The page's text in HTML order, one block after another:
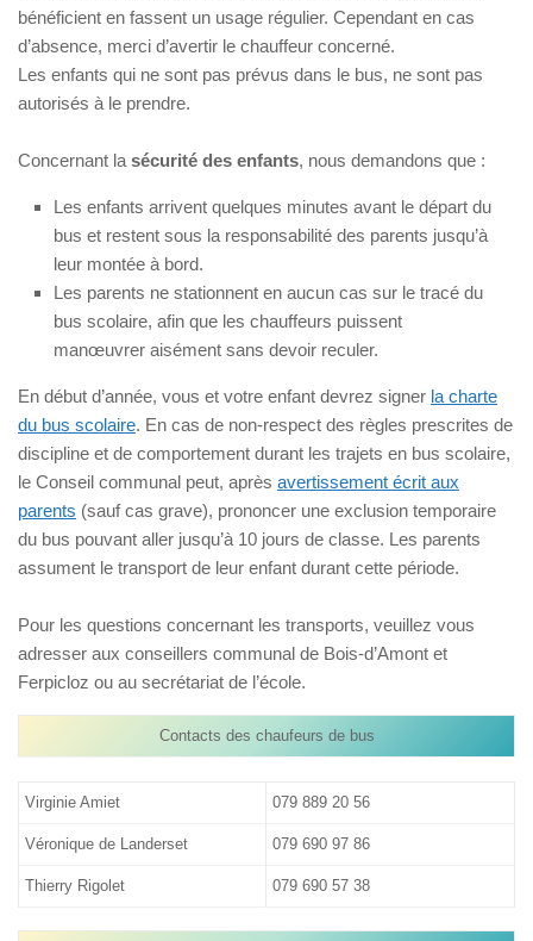
bénéficient en fassent un usage régulier. Cependant en cas
d’absence, merci d’avertir le chauffeur concerné.
Les enfants qui ne sont pas prévus dans le bus, ne sont pas
autorisés à le prendre.
Concernant la sécurité des enfants, nous demandons que :
Les enfants arrivent quelques minutes avant le départ du
bus et restent sous la responsabilité des parents jusqu’à
leur montée à bord.
Les parents ne stationnent en aucun cas sur le tracé du
bus scolaire, afin que les chauffeurs puissent
manœuvrer aisément sans devoir reculer.
En début d’année, vous et votre enfant devrez signer la charte
du bus scolaire. En cas de non-respect des règles prescrites de
discipline et de comportement durant les trajets en bus scolaire,
le Conseil communal peut, après avertissement écrit aux
parents (sauf cas grave), prononcer une exclusion temporaire
du bus pouvant aller jusqu’à 10 jours de classe. Les parents
assument le transport de leur enfant durant cette période.
Pour les questions concernant les transports, veuillez vous
adresser aux conseillers communal de Bois-d’Amont et
Ferpicloz ou au secrétariat de l’école.
Contacts des chaufeurs de bus
Virginie Amiet 079 889 20 56
Véronique de Landerset 079 690 97 86
Thierry Rigolet 079 690 57 38